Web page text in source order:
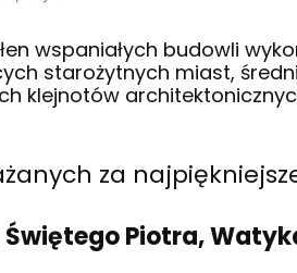
wspaniałych budowli
starożytnych miast,
klejnotów
za
Świętego Piotra,